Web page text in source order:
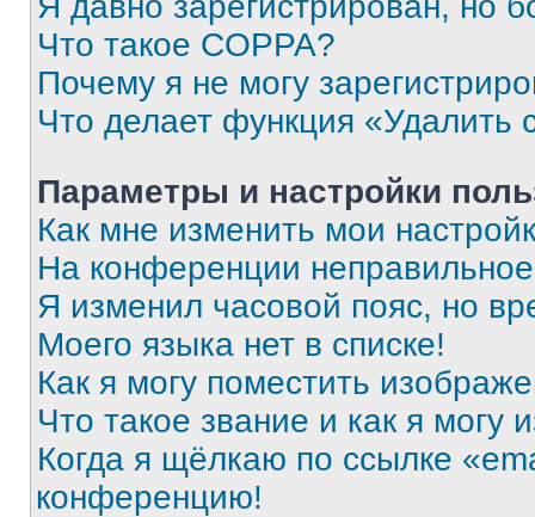
Что такое COPPA?
Почему я не могу
Что делает функция «Удалить
Параметры и настройки
Как мне изменить мои
На конференции
Я изменил часовой пояс, но
Моего языка нет в списке!
Как я могу поместить
Что такое звание и как я могу
Когда я щёлкаю по ссылке
конференцию!